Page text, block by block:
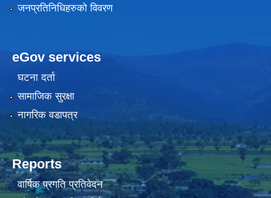
जनप्रतिनिधिहरुको विवरण
eGov services
घटना दर्ता
सामाजिक सुरक्षा
नागरिक वडापत्र
Reports
वार्षिक प्रगति प्रतिवेदन